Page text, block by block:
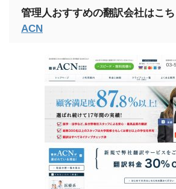
管理人おすすめの翻訳会社は
ACN